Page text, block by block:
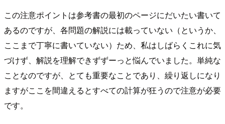
この注意ポイントは参考書の最初のページにだいたい書いて
あるのですが、各問題の解説には載っていない（というか、
ここまで丁寧に書いていない）ため、私はしばらくこれに気
づけず、解説を理解できずずーっと悩んでいました。単純な
ことなのですが、とても重要なことであり、繰り返しになり
ますがここを間違えるとすべての計算が狂うので注意が必要
です。